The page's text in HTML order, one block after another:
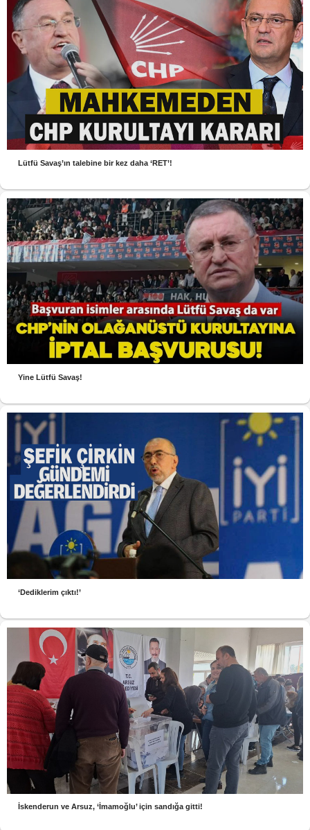
Lütfü Savaş’ın talebine bir kez daha ‘RET’!
Yine Lütfü Savaş!
‘Dediklerim çıktı!’
İskenderun ve Arsuz, ‘İmamoğlu’ için sandığa gitti!